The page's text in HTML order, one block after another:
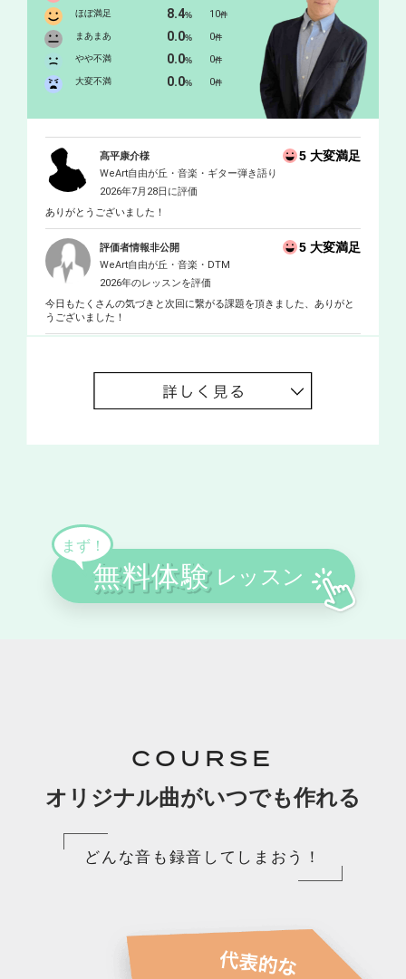
ほぼ満足 8.4% 10件
まあまあ 0.0% 0件
やや不満 0.0% 0件
大変不満 0.0% 0件
髙平康介様 5 大変満足
WeArt自由が丘・音楽・ギター弾き語り
2026年7月28日に評価
ありがとうございました！
評価者情報非公開 5 大変満足
WeArt自由が丘・音楽・DTM
2026年のレッスンを評価
今日もたくさんの気づきと次回に繋がる課題を頂きました、ありがと
うございました！
COURSE
オリジナル曲がいつでも作れる
どんな音も録音してしまおう！